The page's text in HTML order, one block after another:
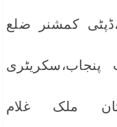
کمشنر ضلع
پنجاب،سکریٹری
ملک غلام